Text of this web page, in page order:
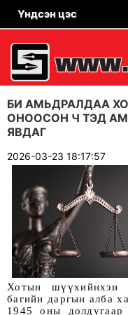
Үндсэн цэс
БИ АМЬДРАЛДАА
ОНООСОН Ч ТЭД
ЯВДАГ
2026-03-23 18:17:57
Хотын шүүхийнхэн
багийн даргын алба
1945 оны